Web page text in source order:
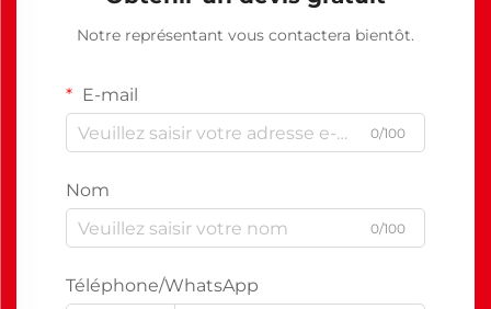
Notre représentant vous contactera bientôt.
E-mail
0/100
Nom
0/100
Téléphone/WhatsApp